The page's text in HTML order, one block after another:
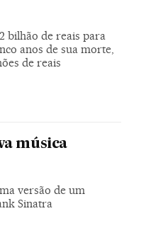
bilhão de reais para
anos de sua morte,
de reais
música
versão de um
Sinatra